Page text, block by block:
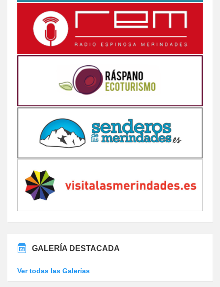
GALERÍA DESTACADA
Ver todas las Galerías